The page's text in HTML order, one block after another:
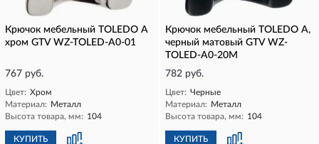
Крючок мебельный TOLEDO A
хром GTV WZ-TOLED-A0-01
767 руб.
Цвет: Хром
Материал: Металл
Высота товара, мм: 104
КУПИТЬ
Крючок мебельный TOLEDO A,
черный матовый GTV WZ-
TOLED-A0-20M
782 руб.
Цвет: Черные
Материал: Металл
Высота товара, мм: 104
КУПИТЬ